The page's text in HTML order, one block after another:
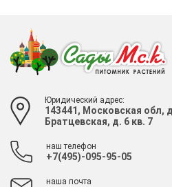
Юридический адрес:
143441, Московская обл,
Братцевская, д. 6 кв. 7
наш телефон
+7(495)-095-95-05
наша почта